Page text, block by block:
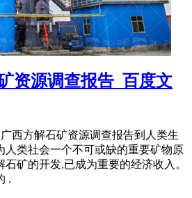
资源调查报告_百度文
西方解石矿资源调查报告到人类生
人类社会一个不可或缺的重要矿物原
矿的开发,已成为重要的经济收入。
.